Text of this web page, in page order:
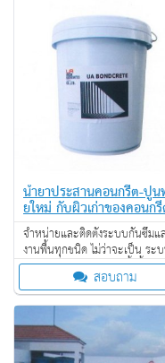
น้ำยาประสานคอนกรีต-ปูน
ยใหม่ กับผิวเก่าของคอนก
นทราย UA BONDCRETE
จำหน่ายและติดตั้งระบบกันซึมแ
งานพื้นทุกชนิด ไม่ว่าจะเป็น ระ
งานกันซึม ระบบงานติดตั้งพื้น ง
ป้องกันไฟลาม งานเคลือบปกป้อง
ผิว งานเคลือบสารสะท้อนความ
สอบถาม